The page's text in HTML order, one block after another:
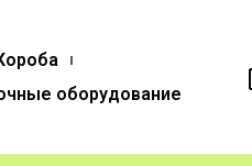
оборудование